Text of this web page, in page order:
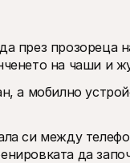
през прозореца
на чаши и
а мобилно
си между
да